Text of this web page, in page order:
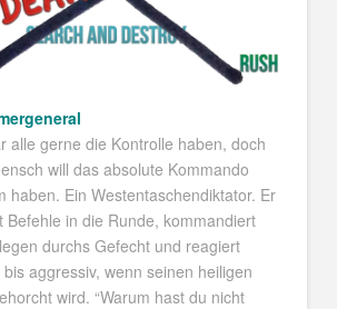
alle gerne die Kontrolle haben, doch
will das absolute Kommando
haben. Ein Westentaschendiktator. Er
Befehle in die Runde, kommandiert
durchs Gefecht und reagiert
aggressiv, wenn seinen heiligen
wird. “Warum hast du nicht